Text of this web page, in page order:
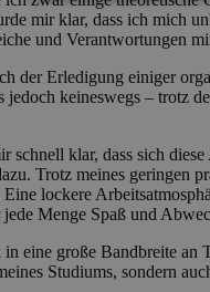
mir klar, dass ich mich
und Verantwortungen
der Erledigung einiger
jedoch keineswegs –
schnell klar, dass sich
Trotz meines geringen
lockere
Menge Spaß und
eine große Bandbreite an
Studiums, sondern